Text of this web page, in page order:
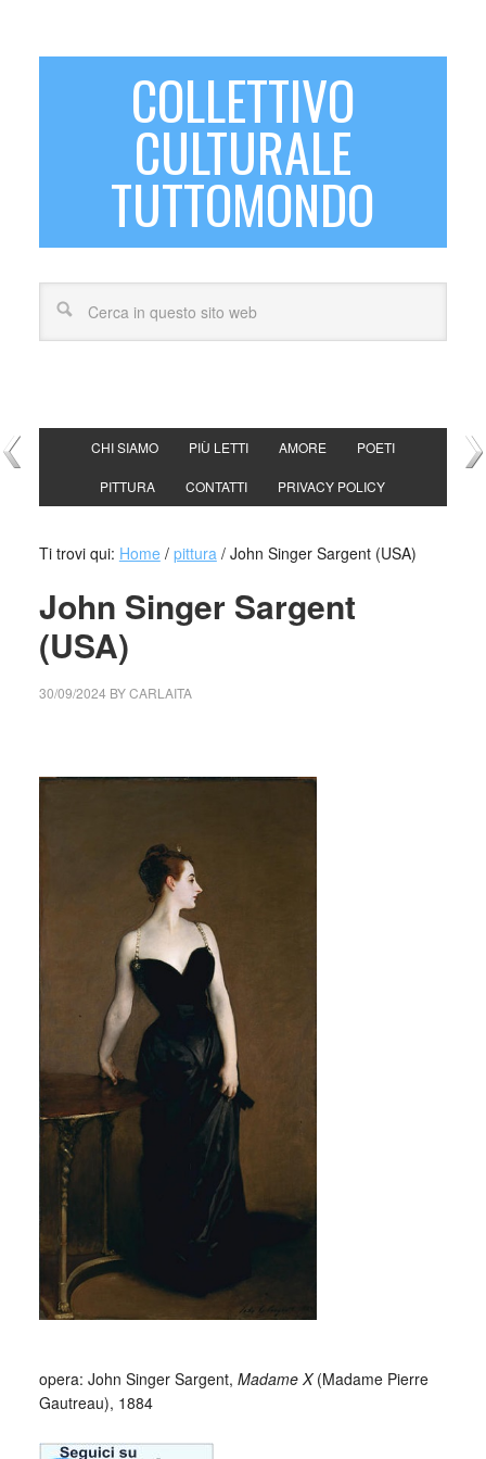
COLLETTIVO
CULTURALE
TUTTOMONDO
CHI SIAMO PIÙ LETTI AMORE POETI
PITTURA CONTATTI PRIVACY POLICY
Ti trovi qui: Home / pittura /John Singer Sargent (USA)
John Singer Sargent
(USA)
30/09/2024 BYCARLAITA
opera: John Singer Sargent, Madame X(Madame Pierre
Gautreau), 1884